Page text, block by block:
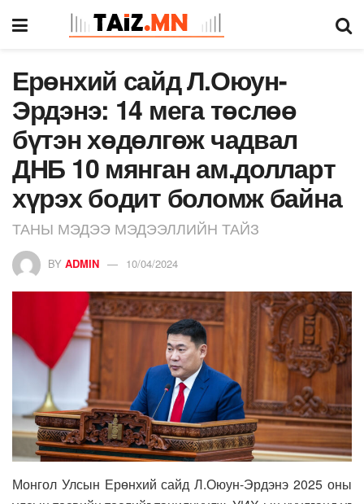
Ерөнхий сайд Л.Оюун-
Эрдэнэ: 14 мега төслөө
бүтэн хөдөлгөж чадвал
ДНБ 10 мянган ам.долларт
хүрэх бодит боломж байна
ТАНЫ МЭДЭЭ МЭДЭЭЛЛИЙН ТАЙЗ
BY ADMIN 10/04/2024
Монгол Улсын Ерөнхий сайд Л.Оюун-Эрдэнэ 2025 оны